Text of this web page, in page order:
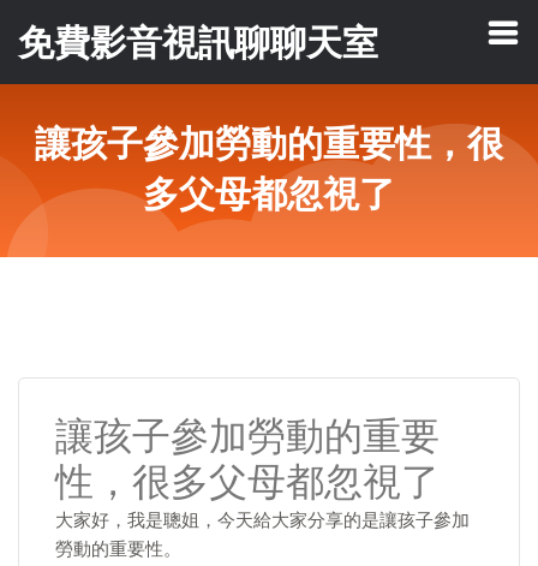
免費影音視訊聊聊天室
讓孩子參加勞動的重要性，很
多父母都忽視了
讓孩子參加勞動的重要
性，很多父母都忽視了
大家好，我是聰姐，今天給大家分享的是讓孩子參加
勞動的重要性。